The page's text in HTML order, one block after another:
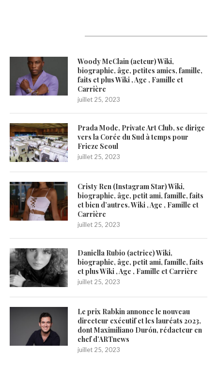
Woody McClain (acteur) Wiki,
biographie, âge, petites amies, famille,
faits et plus Wiki , Age , Famille et
Carrière
juillet 25, 2023
Prada Mode, Private Art Club, se dirige
vers la Corée du Sud à temps pour
Frieze Seoul
juillet 25, 2023
Cristy Ren (Instagram Star) Wiki,
biographie, âge, petit ami, famille, faits
et bien d’autres. Wiki , Age , Famille et
Carrière
juillet 25, 2023
Daniella Rubio (actrice) Wiki,
biographie, âge, petit ami, famille, faits
et plus Wiki , Age , Famille et Carrière
juillet 25, 2023
Le prix Rabkin annonce le nouveau
directeur exécutif et les lauréats 2023,
dont Maximiliano Durón, rédacteur en
chef d’ARTnews
juillet 25, 2023